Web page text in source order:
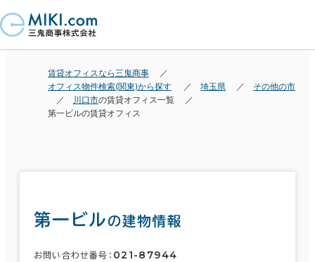
賃貸オフィスなら三鬼商事
オフィス物件検索(関東)から探す
埼玉県
その他の市
川口市の賃貸オフィス一覧
第一ビルの賃貸オフィス
第一ビルの建物情報
お問い合わせ番号： 021-87944